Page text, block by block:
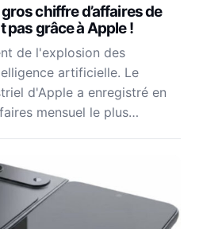
chiffre d’affaires de
pas grâce à Apple !
de l'explosion des
artificielle. Le
d'Apple a enregistré en
mensuel le plus…